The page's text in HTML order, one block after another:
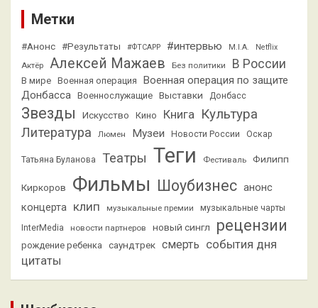
Метки
#Анонс #Результаты #ФТСАРР #интервью M.I.A. Netflix
Актёр Алексей Мажаев Без политики В России
В мире Военная операция
Военная операция по защите
Донбасса Военнослужащие Выставки Донбасс
Звезды Искусство Кино Книга Культура
Литература Люмен Музеи Новости России Оскар
Татьяна Буланова Театры Теги Фестиваль Филипп
Киркоров Фильмы Шоубизнес анонс
концерта клип музыкальные премии
музыкальные чарты
InterMedia
новости партнеров новый сингл рецензии
рождение ребенка саундтрек смерть события дня
цитаты